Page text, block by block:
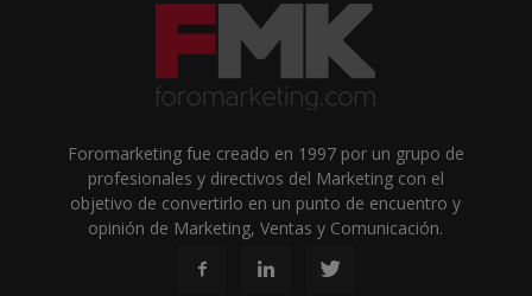
Foromarketing fue creado en 1997 por un grupo de
profesionales y directivos del Marketing con el
objetivo de convertirlo en un punto de encuentro y
opinión de Marketing, Ventas y Comunicación.